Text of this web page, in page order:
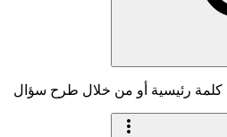
كلمة رئيسية أو من خلال طرح سؤال